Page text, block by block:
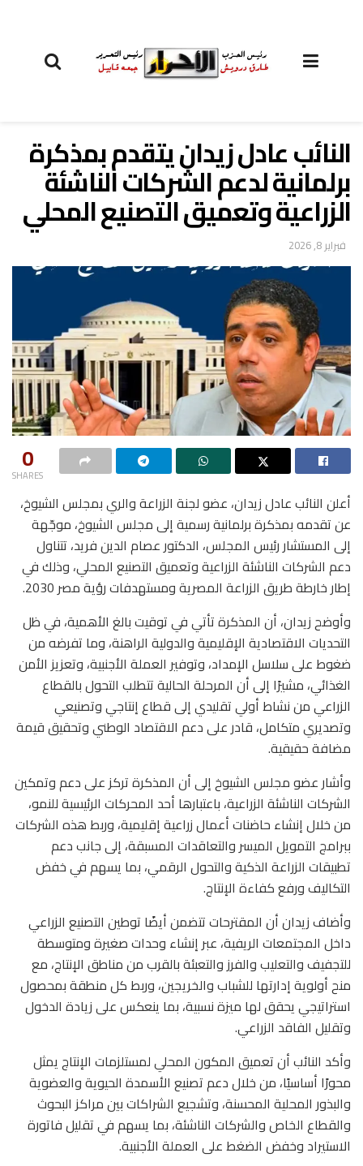
النائب عادل زيدان يتقدم بمذكرة
برلمانية لدعم الشركات الناشئة
الزراعية وتعميق التصنيع المحلي
فبراير 8, 2026
0
SHARES
أعلن النائب عادل زيدان، عضو لجنة الزراعة والري بمجلس الشيوخ،
عن تقدمه بمذكرة برلمانية رسمية إلى مجلس الشيوخ، موجّهة
إلى المستشار رئيس المجلس، الدكتور عصام الدين فريد، تتناول
دعم الشركات الناشئة الزراعية وتعميق التصنيع المحلي، وذلك في
إطار خارطة طريق الزراعة المصرية ومستهدفات رؤية مصر 2030.
وأوضح زيدان، أن المذكرة تأتي في توقيت بالغ الأهمية، في ظل
التحديات الاقتصادية الإقليمية والدولية الراهنة، وما تفرضه من
ضغوط على سلاسل الإمداد، وتوفير العملة الأجنبية، وتعزيز الأمن
الغذائي، مشيرًا إلى أن المرحلة الحالية تتطلب التحول بالقطاع
الزراعي من نشاط أولي تقليدي إلى قطاع إنتاجي وتصنيعي
وتصديري متكامل، قادر على دعم الاقتصاد الوطني وتحقيق قيمة
مضافة حقيقية.
وأشار عضو مجلس الشيوخ إلى أن المذكرة تركز على دعم وتمكين
الشركات الناشئة الزراعية، باعتبارها أحد المحركات الرئيسية للنمو،
من خلال إنشاء حاضنات أعمال زراعية إقليمية، وربط هذه الشركات
ببرامج التمويل الميسر والتعاقدات المسبقة، إلى جانب دعم
تطبيقات الزراعة الذكية والتحول الرقمي، بما يسهم في خفض
التكاليف ورفع كفاءة الإنتاج.
وأضاف زيدان أن المقترحات تتضمن أيضًا توطين التصنيع الزراعي
داخل المجتمعات الريفية، عبر إنشاء وحدات صغيرة ومتوسطة
للتجفيف والتعليب والفرز والتعبئة بالقرب من مناطق الإنتاج، مع
منح أولوية إدارتها للشباب والخريجين، وربط كل منطقة بمحصول
استراتيجي يحقق لها ميزة نسبية، بما ينعكس على زيادة الدخول
وتقليل الفاقد الزراعي.
وأكد النائب أن تعميق المكون المحلي لمستلزمات الإنتاج يمثل
محورًا أساسيًا، من خلال دعم تصنيع الأسمدة الحيوية والعضوية
والبذور المحلية المحسنة، وتشجيع الشراكات بين مراكز البحوث
والقطاع الخاص والشركات الناشئة، بما يسهم في تقليل فاتورة
الاستيراد وخفض الضغط على العملة الأجنبية.